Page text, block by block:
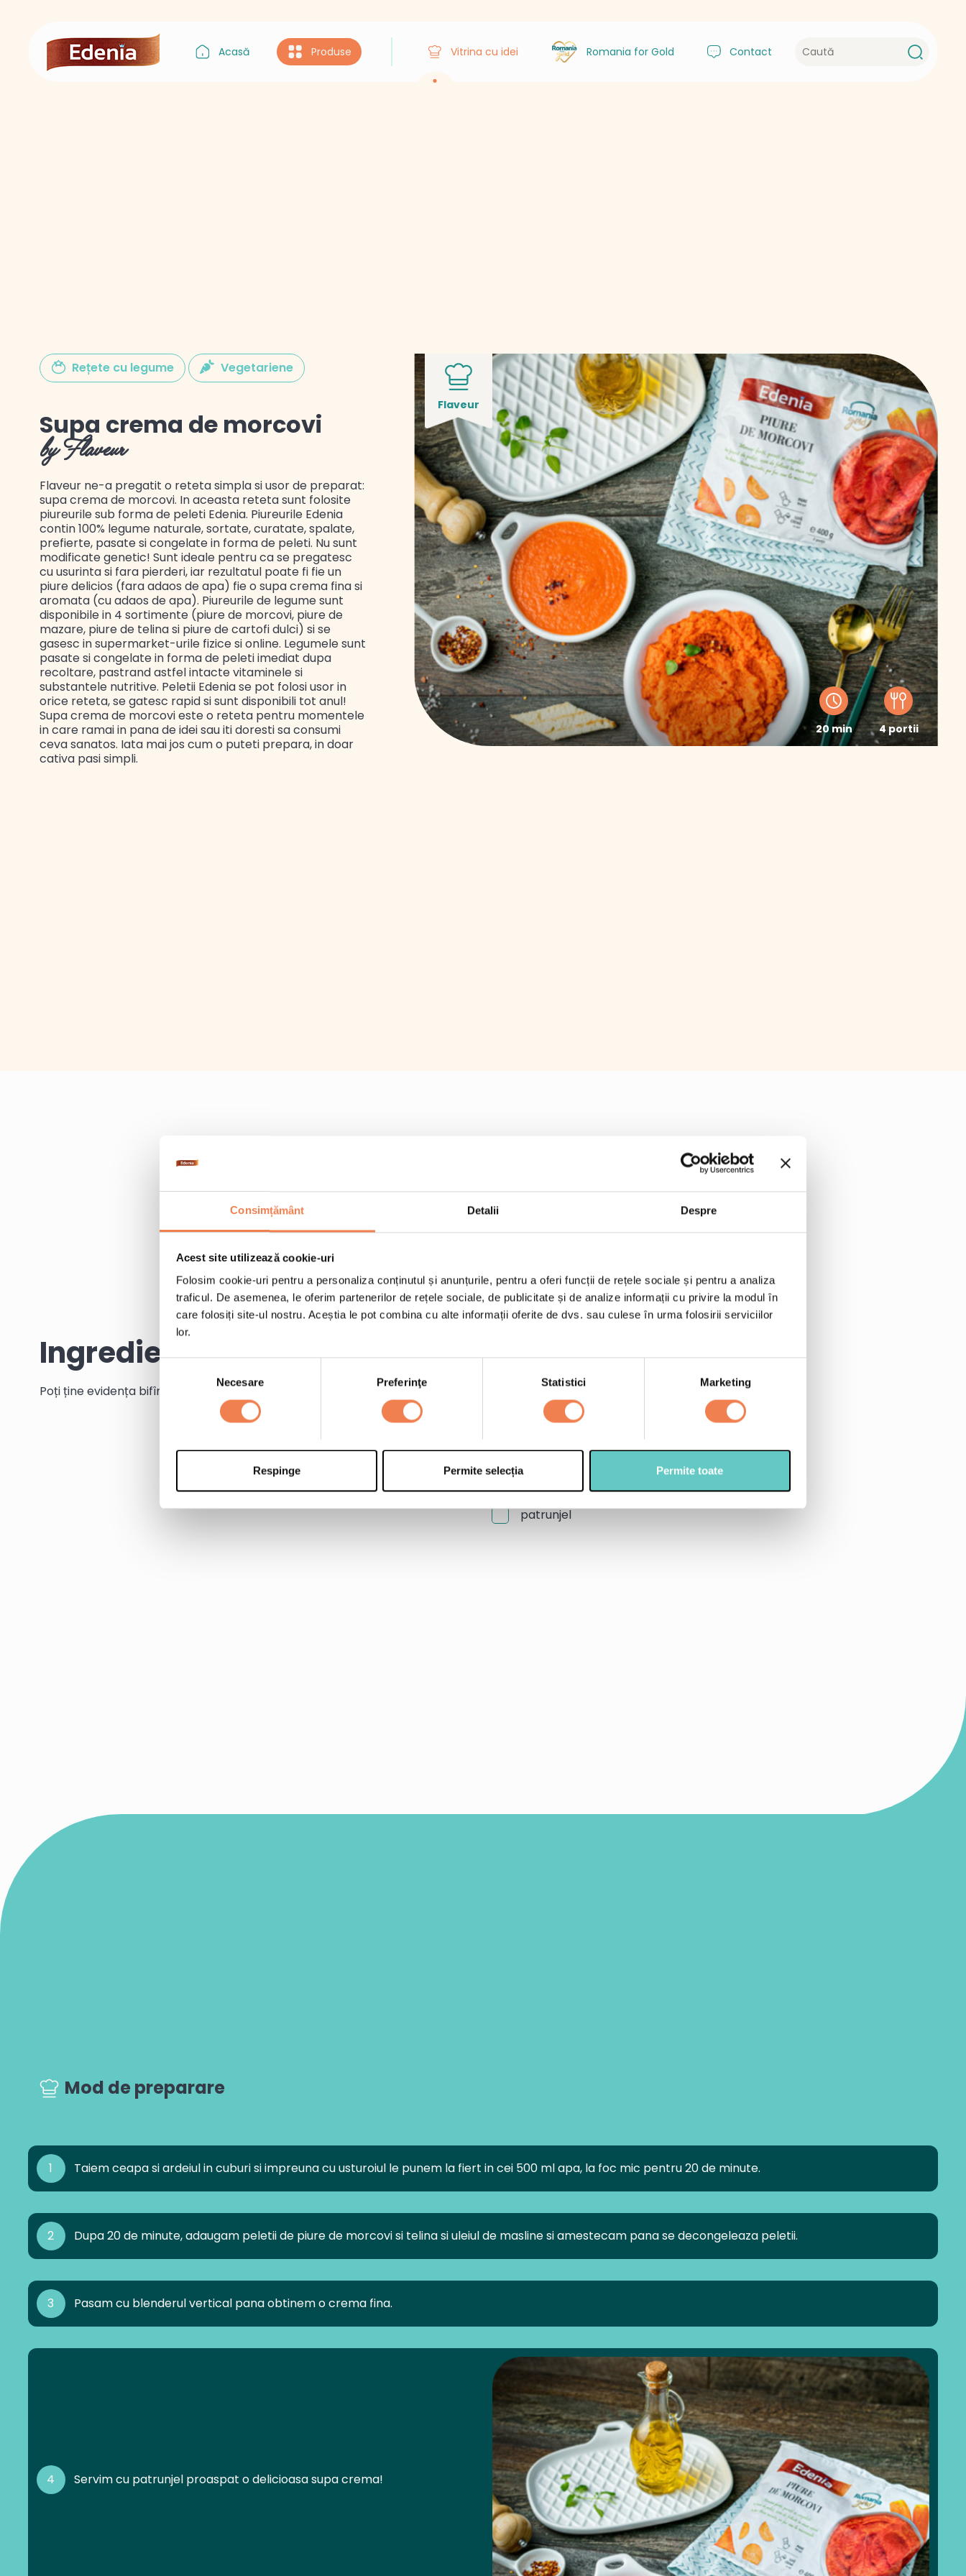
Consimțământ Detalii Despre
Acest site utilizează cookie-uri
Folosim cookie-uri pentru a personaliza conținutul și anunțurile, pentru a oferi funcții de rețele sociale și pentru a analiza
traficul. De asemenea, le oferim partenerilor de rețele sociale, de publicitate și de analize informații cu privire la modul în
care folosiți site-ul nostru. Aceștia le pot combina cu alte informații oferite de dvs. sau culese în urma folosirii serviciilor
lor.
consimțământului
Necesare Preferinţe Statistici Marketing
Respinge Permite selecția Permite toate
Acasă Produse
Gustul Mexicului
Gustul Libanului
Vitrina cu idei Romania for Gold Contact
Flaveur
20 min 4 portii
Rețete cu legume Vegetariene
Supa crema de morcovi
by Flaveur
Flaveur ne-a pregatit o reteta simpla si usor de preparat:
supa crema de morcovi. In aceasta reteta sunt folosite
piureurile sub forma de peleti Edenia. Piureurile Edenia
contin 100% legume naturale, sortate, curatate, spalate,
prefierte, pasate si congelate in forma de peleti. Nu sunt
modificate genetic! Sunt ideale pentru ca se pregatesc
cu usurinta si fara pierderi, iar rezultatul poate fi fie un
piure delicios (fara adaos de apa) fie o supa crema fina si
aromata (cu adaos de apa). Piureurile de legume sunt
disponibile in 4 sortimente (piure de morcovi, piure de
mazare, piure de telina si piure de cartofi dulci) si se
gasesc in supermarket-urile fizice si online. Legumele sunt
pasate si congelate in forma de peleti imediat dupa
recoltare, pastrand astfel intacte vitaminele si
substantele nutritive. Peletii Edenia se pot folosi usor in
orice reteta, se gatesc rapid si sunt disponibili tot anul!
Supa crema de morcovi este o reteta pentru momentele
in care ramai in pana de idei sau iti doresti sa consumi
ceva sanatos. Iata mai jos cum o puteti prepara, in doar
cativa pasi simpli.
Ingrediente
Poți ține evidența bifînd ingredientele pe măsură ce le adaugi.
3 catei de usturoi
500 ml apa
2 linguri de ulei de masline
patrunjel
Mod de preparare
1 Taiem ceapa si ardeiul in cuburi si impreuna cu usturoiul le punem la fiert in cei 500 ml apa, la foc mic pentru 20 de minute.
2 Dupa 20 de minute, adaugam peletii de piure de morcovi si telina si uleiul de masline si amestecam pana se decongeleaza peletii.
3 Pasam cu blenderul vertical pana obtinem o crema fina.
4 Servim cu patrunjel proaspat o delicioasa supa crema!